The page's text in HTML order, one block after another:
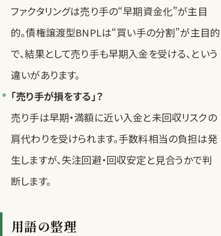
ファクタリングは売り手の“早期資金化”が主目
的。債権譲渡型BNPLは“買い手の分割”が主目的
で、結果として売り手も早期入金を受ける、という
違いがあります。
「売り手が損をする」？
売り手は早期・満額に近い入金と未回収リスクの
肩代わりを受けられます。手数料相当の負担は発
生しますが、失注回避・回収安定と見合うかで判
断します。
用語の整理